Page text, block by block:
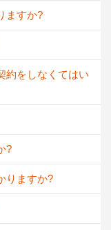
ますか?
約をしなくてはい
?
りますか?